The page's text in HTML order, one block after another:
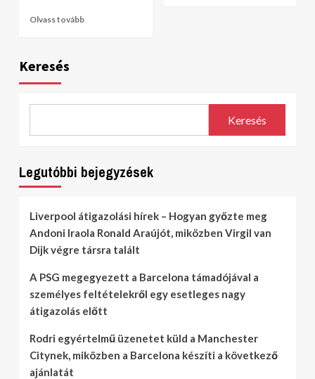
Olvass tovább
Keresés
Keresés
Legutóbbi bejegyzések
Liverpool átigazolási hírek – Hogyan győzte meg
Andoni Iraola Ronald Araújót, miközben Virgil van
Dijk végre társra talált
A PSG megegyezett a Barcelona támadójával a
személyes feltételekről egy esetleges nagy
átigazolás előtt
Rodri egyértelmű üzenetet küld a Manchester
Citynek, miközben a Barcelona készíti a következő
ajánlatát